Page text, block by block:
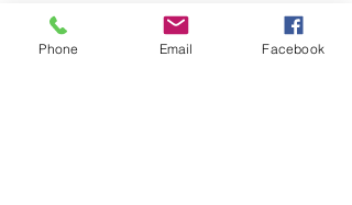
45,50 £Pris
Phone Email Facebook